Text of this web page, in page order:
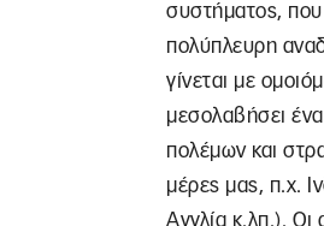
συστήματος, που
πολύπλευρη
γίνεται με
μεσολαβήσει
πολέμων και
μέρες μας, π.χ.
Αγγλία κ.λπ.). Οι